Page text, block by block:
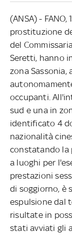
(ANSA) -
prostituzione
del
Seretti, hanno
zona
occupanti.
sud e una in
identificato 4
nazionalità
constatando la
a luoghi per
prestazioni
di soggiorno, è
espulsione dal
risultate in
stati avviati gli